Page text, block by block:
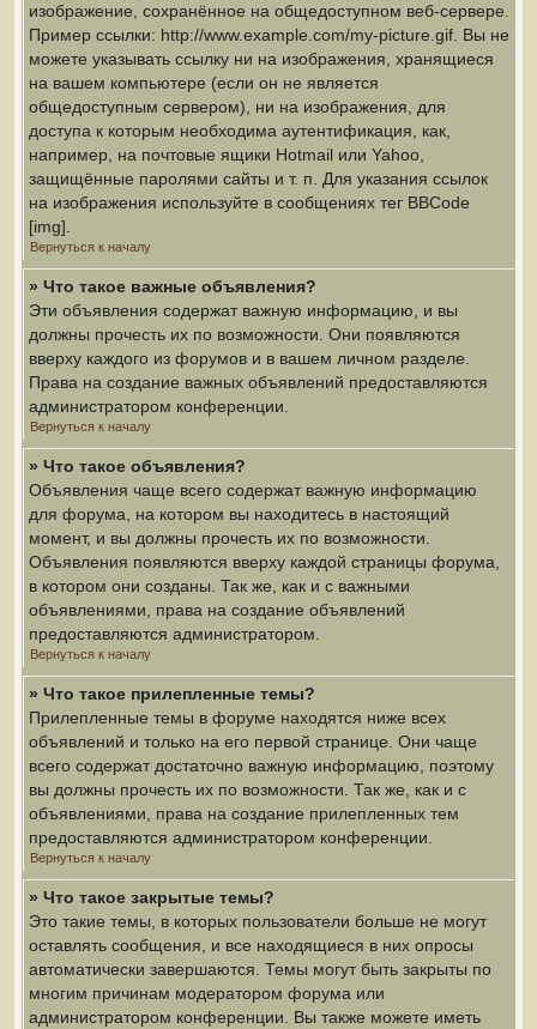
изображение, сохранённое на общедоступном веб-сервере.
Пример ссылки: http://www.example.com/my-picture.gif. Вы не
можете указывать ссылку ни на изображения, хранящиеся
на вашем компьютере (если он не является
общедоступным сервером), ни на изображения, для
доступа к которым необходима аутентификация, как,
например, на почтовые ящики Hotmail или Yahoo,
защищённые паролями сайты и т. п. Для указания ссылок
на изображения используйте в сообщениях тег BBCode
[img].
Вернуться к началу
» Что такое важные объявления?
Эти объявления содержат важную информацию, и вы
должны прочесть их по возможности. Они появляются
вверху каждого из форумов и в вашем личном разделе.
Права на создание важных объявлений предоставляются
администратором конференции.
Вернуться к началу
» Что такое объявления?
Объявления чаще всего содержат важную информацию
для форума, на котором вы находитесь в настоящий
момент, и вы должны прочесть их по возможности.
Объявления появляются вверху каждой страницы форума,
в котором они созданы. Так же, как и с важными
объявлениями, права на создание объявлений
предоставляются администратором.
Вернуться к началу
» Что такое прилепленные темы?
Прилепленные темы в форуме находятся ниже всех
объявлений и только на его первой странице. Они чаще
всего содержат достаточно важную информацию, поэтому
вы должны прочесть их по возможности. Так же, как и с
объявлениями, права на создание прилепленных тем
предоставляются администратором конференции.
Вернуться к началу
» Что такое закрытые темы?
Это такие темы, в которых пользователи больше не могут
оставлять сообщения, и все находящиеся в них опросы
автоматически завершаются. Темы могут быть закрыты по
многим причинам модератором форума или
администратором конференции. Вы также можете иметь